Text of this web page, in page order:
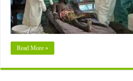
Read More »